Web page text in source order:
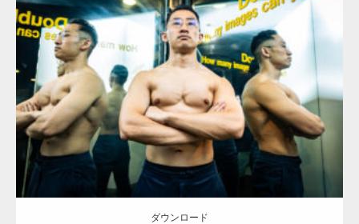
Update:2025.10.30
Category:科学技術館のマッチョ オレンジの人 外資系筋肉 大胸筋
ダウンロード
ダウンロード